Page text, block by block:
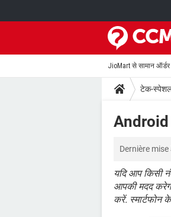
JioMart से सामान
टेक-
Dernière mise
यदि आप किसी
आपकी मदद
करें. स्मार्टफोन